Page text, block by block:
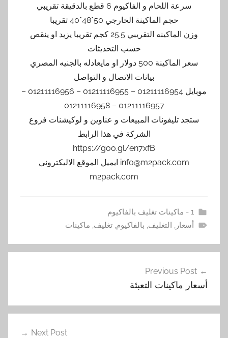
سرعة اللحام و الفاكيوم 6 قطع بالدقيقة تقريبي
حجم الماكينة الخارجي 50*48*40 تقريبا
وزن الماكينه التقريبي 25.5 كجم تقريبا يزيد او ينقص
حسب التحديثات
سعر الماكينة 500 دولار او مايعادله بالجنيه المصري
بيانات الاتصال و التواصل
موبايل 01211116954 – 01211116955 – 01211116956 –
01211116957 – 01211116958
ستجد تليفونات المبيعات و عناوين و لوكيشنات فروع
الشركة في هذا الرابط
https://goo.gl/en7xfB
info@m2pack.com ايميل الموقع الاليكتروني
m2pack.com
1 - ماكينات تغليف بالفاكيوم
أسعار, التغليف, بالفاكيوم,تغليف, ماكينات
المقالات
Previous Post
أسعار ماكينات التعبئة
Next Post